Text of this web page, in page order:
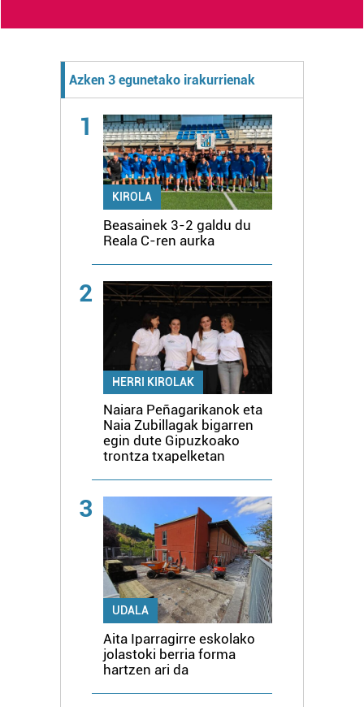
Azken 3 egunetako irakurrienak
1
KIROLA
Beasainek 3-2 galdu du
Reala C-ren aurka
2
HERRI KIROLAK
Naiara Peñagarikanok eta
Naia Zubillagak bigarren
egin dute Gipuzkoako
trontza txapelketan
3
UDALA
Aita Iparragirre eskolako
jolastoki berria forma
hartzen ari da